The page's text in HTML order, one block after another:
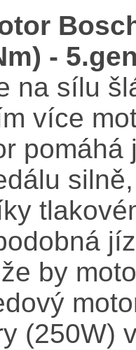
-
na sílu
více
by
(250W)